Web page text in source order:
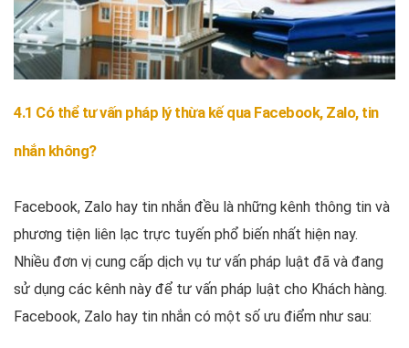
4.1 Có thể tư vấn pháp lý thừa kế qua Facebook, Zalo, tin
nhắn không?
Facebook, Zalo hay tin nhắn đều là những kênh thông tin và
phương tiện liên lạc trực tuyến phổ biến nhất hiện nay.
Nhiều đơn vị cung cấp dịch vụ tư vấn pháp luật đã và đang
sử dụng các kênh này để tư vấn pháp luật cho Khách hàng.
Facebook, Zalo hay tin nhắn có một số ưu điểm như sau: